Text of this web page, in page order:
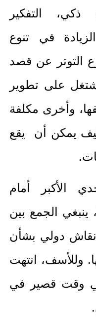
التفكير
في تنوع
التوتر عن قصد
على تطوير
وأخرى مكلفة
يمكن أن يقع
الأكبر أمام
ينبغي الجمع بين
دولي بشأن
وللأسف، انتهت
وقت قصير في